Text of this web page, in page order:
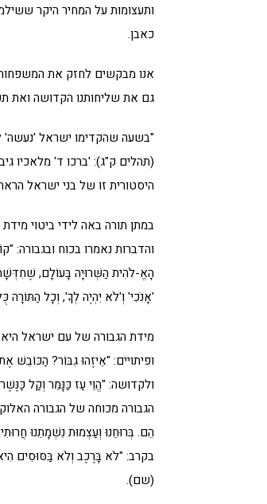
ותעצומות על המחיר היקר
כאבן.
אנו מבקשים לחזק את המשפחות
גם את שליחותנו הקדושה ואת
"בשעה שהקדימו ישראל 'נעשה'
(תהלים ק"ג): 'ברכו ד' מלאכיו
היסטורית זו של בני ישראל
במתן תורה באה לידי ביטוי
והדברות נאמרו בכוח ובגבורה:
הָאֱ-לֹהִית הַשְּׁרוּיָה בָּעוֹלָם,
'אָנֹכִי' וְ'לֹא יִהְיֶה לְךָ', וְכָל
מידת הגבורה של עם ישראל
ופיתויים: "אֵיזֶהוּ גִבּוֹר?
ולקדושה: "הֱוֵי עַז כַּנָּמֵר וְקַל
הגבורה מכוחה של הגבורה
הֵם. בְּרוּחֵנוּ וְעַצְמוּת נִשְׁמָתֵנוּ
בקרב: "לֹא בָּרֶכֶב וְלֹא בַּסּוּסִים הִיא
(שם).